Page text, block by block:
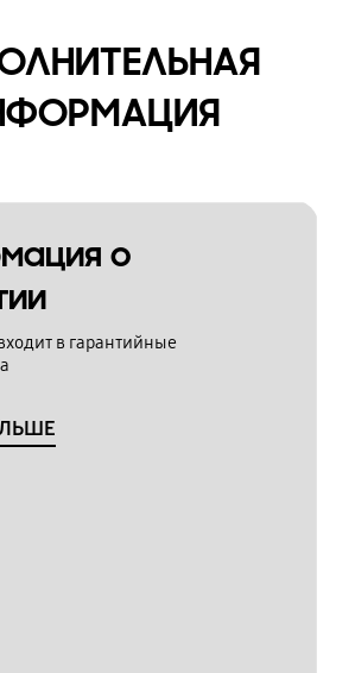
о
в гарантийные